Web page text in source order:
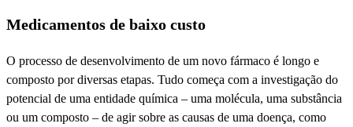
Medicamentos de baixo custo
O processo de desenvolvimento de um novo fármaco é longo e
composto por diversas etapas. Tudo começa com a investigação do
potencial de uma entidade química – uma molécula, uma substância
ou um composto – de agir sobre as causas de uma doença, como